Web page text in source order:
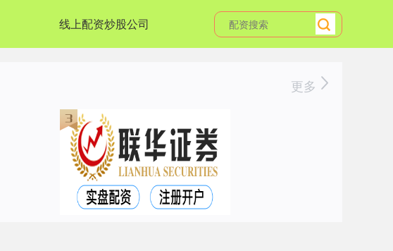
线上配资炒股公司
更多